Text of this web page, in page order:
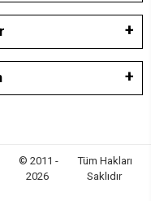
© 2011 -
2026
Tüm Hakları
Saklıdır